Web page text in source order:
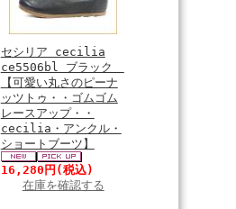
セシリア cecilia
ce5506bl ブラック
【可愛い丸さのピーナ
ッツトゥ・・ゴムゴム
レースアップ・・
cecilia・アンクル・
ショートブーツ】
16,280円 (税込)
在庫を確認する